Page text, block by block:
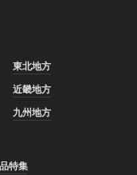
東北地方
近畿地方
九州地方
特集